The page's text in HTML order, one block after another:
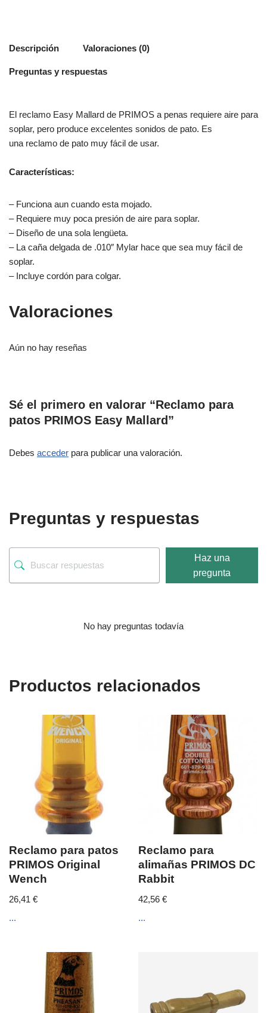
Descripción Valoraciones (0)
Preguntas y respuestas
El reclamo Easy Mallard de PRIMOS a penas requiere aire para
soplar, pero produce excelentes sonidos de pato. Es
una reclamo de pato muy fácil de usar.
Características:
– Funciona aun cuando esta mojado.
– Requiere muy poca presión de aire para soplar.
– Diseño de una sola lengüeta.
– La caña delgada de .010″ Mylar hace que sea muy fácil de
soplar.
– Incluye cordón para colgar.
Valoraciones
Aún no hay reseñas
Sé el primero en valorar “Reclamo para
patos PRIMOS Easy Mallard”
Debes acceder para publicar una valoración.
Preguntas y respuestas
Haz una
pregunta
No hay preguntas todavía
Productos relacionados
Reclamo para patos
PRIMOS Original
Wench
26,41 €
...
Reclamo para
alimañas PRIMOS DC
Rabbit
42,56€
...